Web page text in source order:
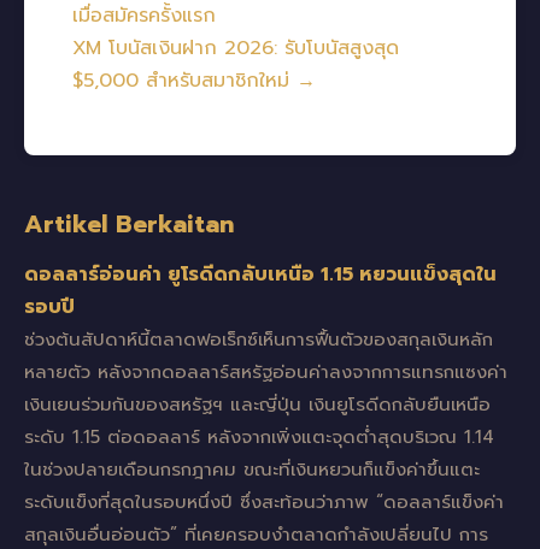
เมื่อสมัครครั้งแรก
XM โบนัสเงินฝาก 2026: รับโบนัสสูงสุด
$5,000 สำหรับสมาชิกใหม่ →
Artikel Berkaitan
ดอลลาร์อ่อนค่า ยูโรดีดกลับเหนือ 1.15 หยวนแข็งสุดใน
รอบปี
ช่วงต้นสัปดาห์นี้ตลาดฟอเร็กซ์เห็นการฟื้นตัวของสกุลเงินหลัก
หลายตัว หลังจากดอลลาร์สหรัฐอ่อนค่าลงจากการแทรกแซงค่า
เงินเยนร่วมกันของสหรัฐฯ และญี่ปุ่น เงินยูโรดีดกลับยืนเหนือ
ระดับ 1.15 ต่อดอลลาร์ หลังจากเพิ่งแตะจุดต่ำสุดบริเวณ 1.14
ในช่วงปลายเดือนกรกฎาคม ขณะที่เงินหยวนก็แข็งค่าขึ้นแตะ
ระดับแข็งที่สุดในรอบหนึ่งปี ซึ่งสะท้อนว่าภาพ “ดอลลาร์แข็งค่า
สกุลเงินอื่นอ่อนตัว” ที่เคยครอบงำตลาดกำลังเปลี่ยนไป การ